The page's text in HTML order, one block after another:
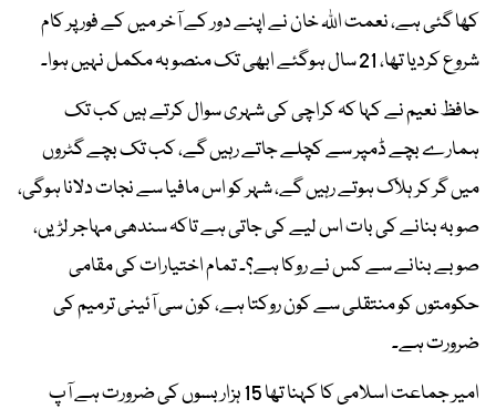
کھا گئی ہے، نعمت اللہ خان نے اپنے دور کے آخر میں کے فور پر کام
شروع کردیا تھا، 21 سال ہوگئے ابھی تک منصوبہ مکمل نہیں ہوا۔
حافظ نعیم نے کہا کہ کراچی کی شہری سوال کرتے ہیں کب تک
ہمارے بچے ڈمپر سے کچلے جاتے رہیں گے، کب تک بچے گٹروں
میں گر کر ہلاک ہوتے رہیں گے، شہر کو اس مافیا سے نجات دلانا ہوگی،
صوبہ بنانے کی بات اس لیے کی جاتی ہے تاکہ سندھی مہاجر لڑیں،
صوبے بنانے سے کس نے روکا ہے؟۔ تمام اختیارات کی مقامی
حکومتوں کو منتقلی سے کون روکتا ہے، کون سی آئینی ترمیم کی
ضرورت ہے۔
امیر جماعت اسلامی کا کہنا تھا 15 ہزار بسوں کی ضرورت ہے آپ